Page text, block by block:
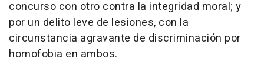
concurso con otro contra la integridad moral; y
por un delito leve de lesiones, con la
circunstancia agravante de discriminación por
homofobia en ambos.